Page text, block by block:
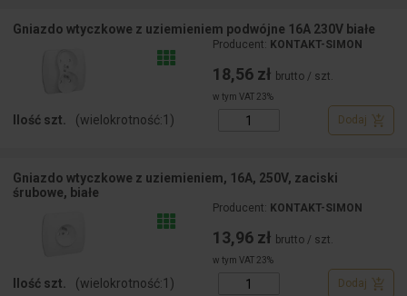
Gniazdo wtyczkowe z uziemieniem podwójne 16A 230V białe
Producent: KONTAKT-SIMON
18,56 zł brutto / szt.
w tym VAT 23%
Ilość szt. (wielokrotność:1 ) Dodaj
Gniazdo wtyczkowe z uziemieniem, 16A, 250V, zaciski
śrubowe, białe
Producent: KONTAKT-SIMON
13,96 zł brutto / szt.
w tym VAT 23%
Ilość szt. (wielokrotność:1 ) Dodaj